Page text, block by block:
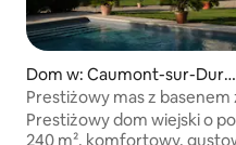
Dom w: Caumont-sur-Dura
nce
Prestiżowy mas z basenem
podgrzewaną wodą
Prestiżowy dom wiejski o
240 m², komfortowy,